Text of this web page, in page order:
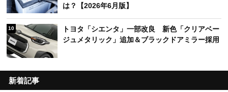
は？【2026年6月版】
10
トヨタ「シエンタ」一部改良 新色「クリアベー
ジュメタリック」追加＆ブラックドアミラー採用
新着記事